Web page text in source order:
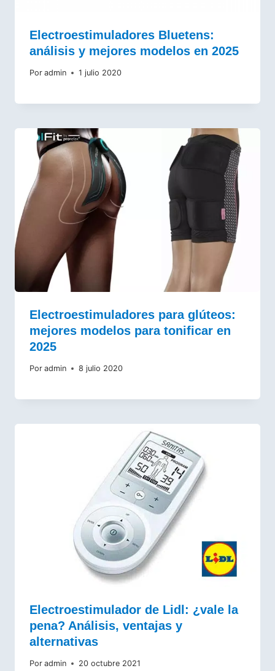
Electroestimuladores Bluetens:
análisis y mejores modelos en 2025
Por admin 1 julio 2020
Electroestimuladores para glúteos:
mejores modelos para tonificar en
2025
Por admin 8 julio 2020
Electroestimulador de Lidl: ¿vale la
pena? Análisis, ventajas y
alternativas
Por admin 20 octubre 2021